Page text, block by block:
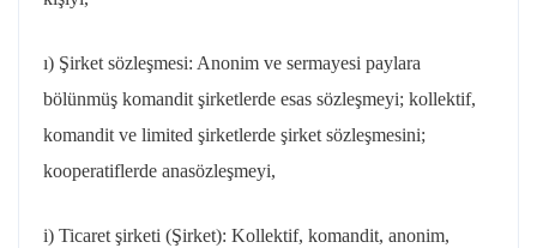
ı) Şirket sözleşmesi: Anonim ve sermayesi paylara
bölünmüş komandit şirketlerde esas sözleşmeyi; kollektif,
komandit ve limited şirketlerde şirket sözleşmesini;
kooperatiflerde anasözleşmeyi,
i) Ticaret şirketi (Şirket): Kollektif, komandit, anonim,